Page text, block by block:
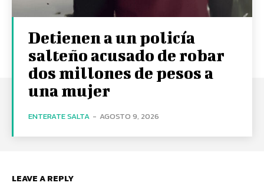
Detienen a un policía
salteño acusado de robar
dos millones de pesos a
una mujer
ENTERATE SALTA - AGOSTO 9, 2026
LEAVE A REPLY